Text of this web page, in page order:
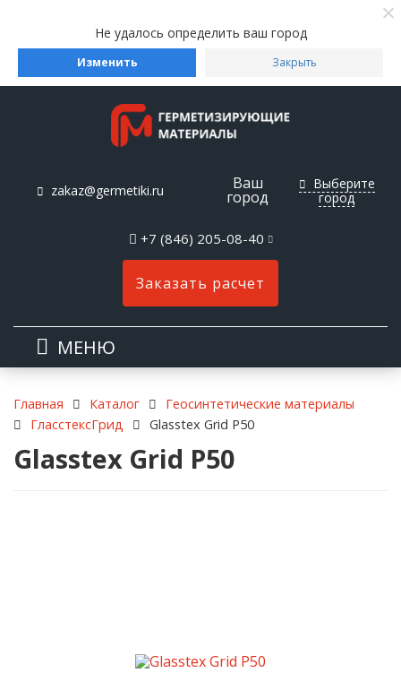
Не удалось определить ваш город
Изменить Закрыть
zakaz@germetiki.ru Ваш
город
Выберите
город
+7 (846) 205-08-40
Заказать расчет
МЕНЮ
Главная Каталог
Геосинтетические материалы
ГласстексГрид
Glasstex Grid P50
Glasstex Grid P50